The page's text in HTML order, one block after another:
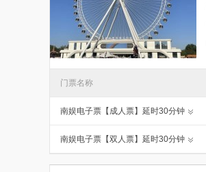
门票名称
南娱电子票【成人票】延时30分钟
南娱电子票【双人票】延时30分钟